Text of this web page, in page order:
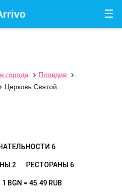
☰
города  Пловдив

 Церковь Святой...
6
2 РЕСТОРАНЫ 6
1 BGN = 45.49 RUB